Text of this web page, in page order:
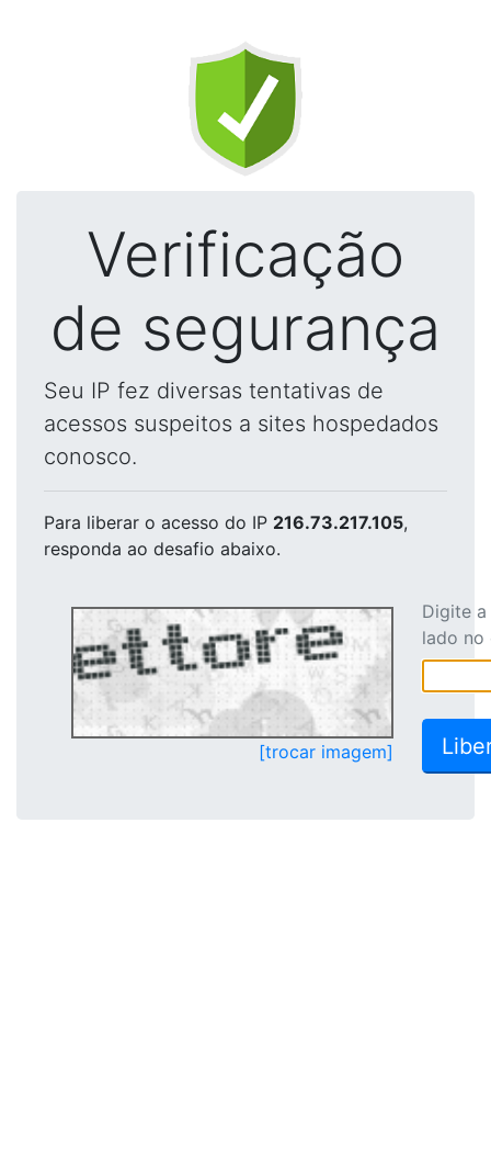
Verificação
de segurança
Seu IP fez diversas tentativas de
acessos suspeitos a sites hospedados
conosco.
Para liberar o acesso do IP 216.73.217.105,
responda ao desafio abaixo.
[trocar imagem]
Digite
lado no